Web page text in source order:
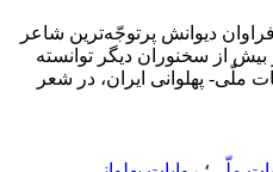
دیوانش پرتوجّه‌ترین شاعر
از سخنوران دیگر توانسته
ملّی- پهلوانی ایران، در شعر